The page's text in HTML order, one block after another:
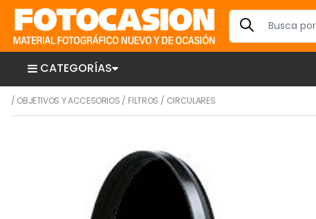
CATEGORÍAS
/ OBJETIVOS Y ACCESORIOS / FILTROS / CIRCULARES